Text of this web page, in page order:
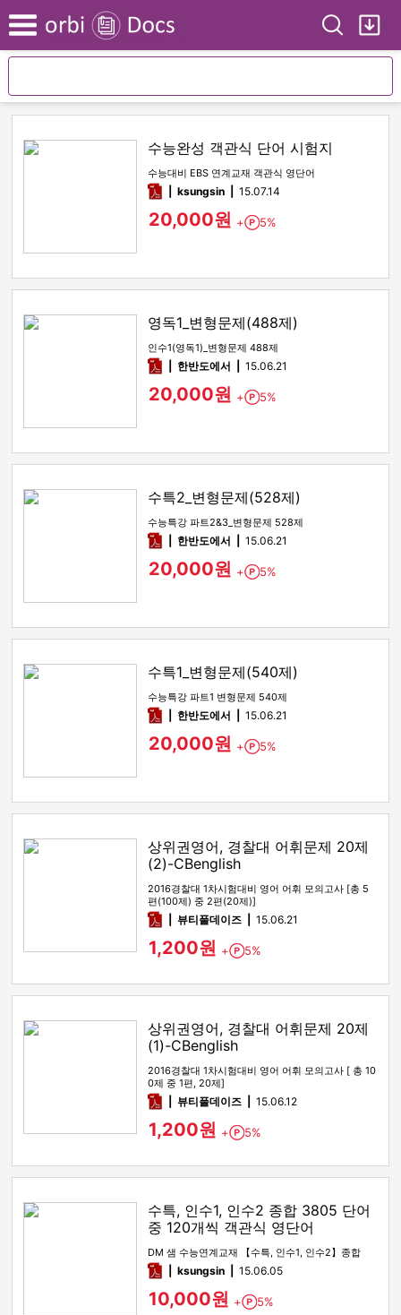
Menu Search
수능완성 객관식 단어 시험지
수능대비 EBS 연계교재 객관식 영단어
pdfksungsin 15.07.14
20,000원 + Point
5%
영독1_변형문제(488제)
인수1(영독1)_변형문제 488제
pdf한반도에서 15.06.21
20,000원 + Point
5%
수특2_변형문제(528제)
수능특강 파트2&3_변형문제 528제
pdf한반도에서 15.06.21
20,000원 + Point
5%
수특1_변형문제(540제)
수능특강 파트1 변형문제 540제
pdf한반도에서 15.06.21
20,000원 + Point
5%
상위권영어, 경찰대 어휘문제 20제
(2)-CBenglish
2016경찰대 1차시험대비 영어 어휘 모의고사 [총 5
편(100제) 중 2편(20제)]
pdf뷰티풀데이즈 15.06.21
1,200원 + Point
5%
상위권영어, 경찰대 어휘문제 20제
(1)-CBenglish
2016경찰대 1차시험대비 영어 어휘 모의고사 [ 총 10
0제 중 1편, 20제]
pdf뷰티풀데이즈 15.06.12
1,200원 + Point
5%
수특, 인수1, 인수2 종합 3805 단어
중 120개씩 객관식 영단어
DM 샘 수능연계교재 【수특, 인수1, 인수2】종합
pdfksungsin 15.06.05
10,000원 + Point
5%